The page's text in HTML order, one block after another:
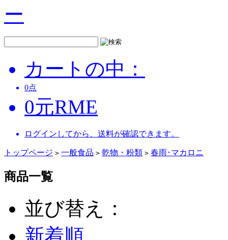
ー
カートの中：
0点
0元RME
ログインしてから、送料が確認できます。
トップページ > 一般食品 > 乾物・粉類 > 春雨･マカロニ
商品一覧
並び替え：
新着順